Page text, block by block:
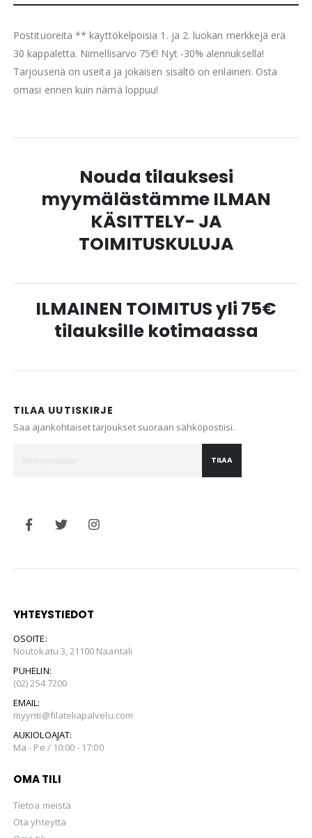
Postituoreita ** käyttökelpoisia 1. ja 2. luokan merkkejä erä
30 kappaletta. Nimellisarvo 75€! Nyt -30% alennuksella!
Tarjouseriä on useita ja jokaisen sisältö on erilainen. Osta
omasi ennen kuin nämä loppuu!
Nouda tilauksesi
myymälästämme ILMAN
KÄSITTELY- JA
TOIMITUSKULUJA
ILMAINEN TOIMITUS yli 75€
tilauksille kotimaassa
TILAA UUTISKIRJE
Saa ajankohtaiset tarjoukset suoraan sähköpostiisi.
TILAA
YHTEYSTIEDOT
OSOITE:
Noutokatu 3, 21100 Naantali
PUHELIN:
(02) 254 7200
EMAIL:
myynti@filateliapalvelu.com
AUKIOLOAJAT:
Ma - Pe / 10:00 - 17:00
OMA TILI
Tietoa meistä
Ota yhteyttä